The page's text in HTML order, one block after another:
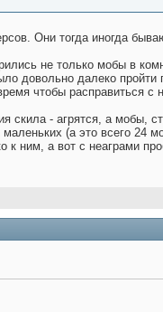
Они тогда иногда
не только мобы в
довольно далеко
чтобы расправиться с
скила - агрятся, а мобы,
(а это всего 24
к ним, а вот с неаграми